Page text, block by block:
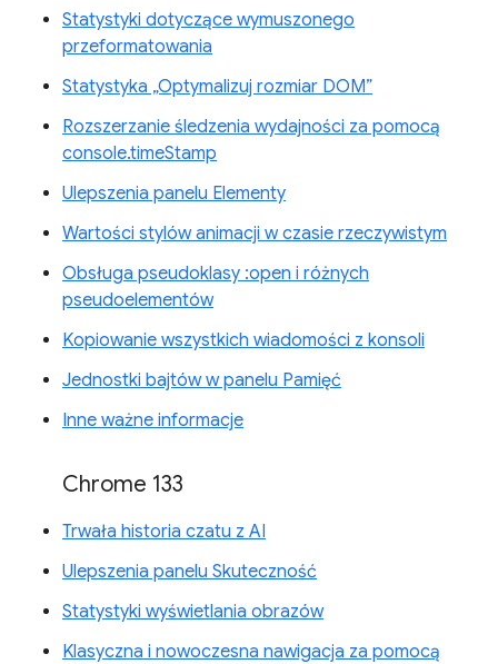
Statystyki dotyczące wymuszonego
przeformatowania
Statystyka „Optymalizuj rozmiar DOM”
Rozszerzanie śledzenia wydajności za pomocą
console.timeStamp
Ulepszenia panelu Elementy
Wartości stylów animacji w czasie rzeczywistym
Obsługa pseudoklasy :open i różnych
pseudoelementów
Kopiowanie wszystkich wiadomości z konsoli
Jednostki bajtów w panelu Pamięć
Inne ważne informacje
Chrome 133
Trwała historia czatu z AI
Ulepszenia panelu Skuteczność
Statystyki wyświetlania obrazów
Klasyczna i nowoczesna nawigacja za pomocą